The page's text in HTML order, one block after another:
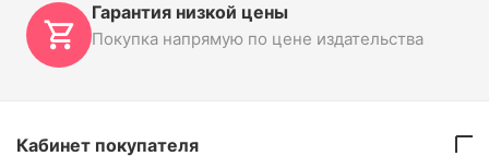
Гарантия низкой цены
Покупка напрямую по цене издательства
Кабинет покупателя